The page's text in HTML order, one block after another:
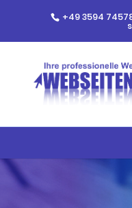
+49 3594